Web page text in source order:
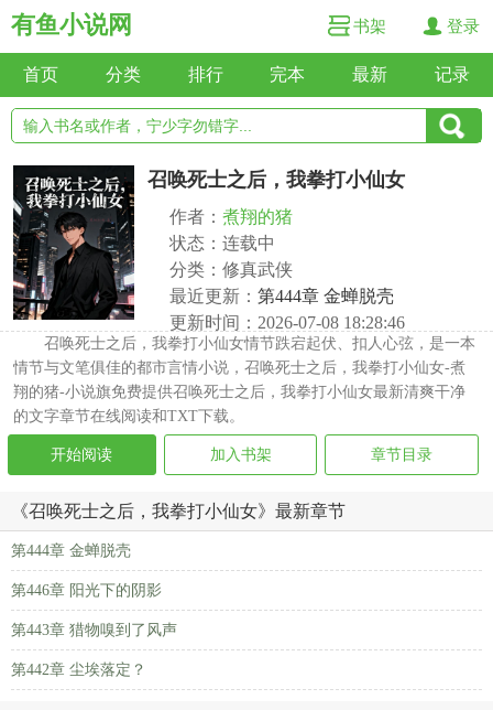
有鱼小说网 书架 登录
首页 分类 排行 完本 最新 记录
召唤死士之后，我拳打小仙女
作者： 煮翔的猪
状态：连载中
分类：修真武侠
最近更新： 第444章 金蝉脱壳
更新时间：2026-07-08 18:28:46
召唤死士之后，我拳打小仙女情节跌宕起伏、扣人心弦，是一本
情节与文笔俱佳的都市言情小说，召唤死士之后，我拳打小仙女-煮
翔的猪-小说旗免费提供召唤死士之后，我拳打小仙女最新清爽干净
的文字章节在线阅读和TXT下载。
开始阅读 加入书架 章节目录
《召唤死士之后，我拳打小仙女》最新章节
第444章 金蝉脱壳
第446章 阳光下的阴影
第443章 猎物嗅到了风声
第442章 尘埃落定？